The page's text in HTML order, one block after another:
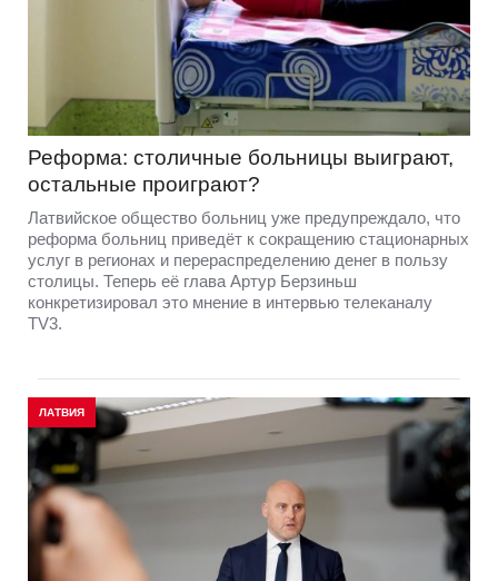
Реформа: столичные больницы выиграют,
остальные проиграют?
Латвийское общество больниц уже предупреждало, что
реформа больниц приведёт к сокращению стационарных
услуг в регионах и перераспределению денег в пользу
столицы. Теперь её глава Артур Берзиньш
конкретизировал это мнение в интервью телеканалу
TV3.
ЛАТВИЯ